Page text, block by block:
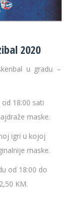
2020
u gradu –
18:00 sati
maske.
igri u kojoj
maske.
od 18:00 do
KM.